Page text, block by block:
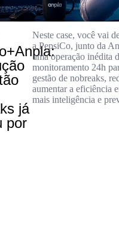
já
por
Neste case, você vai
a PepsiCo, junto da
uma operação inédita
monitoramento 24h
gestão de nobreaks,
aumentar a eficiência
mais inteligência e